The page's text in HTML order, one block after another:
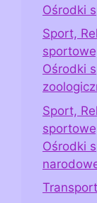
Ośrodki
Sport,
Ośrodki
Sport,
Ośrodki